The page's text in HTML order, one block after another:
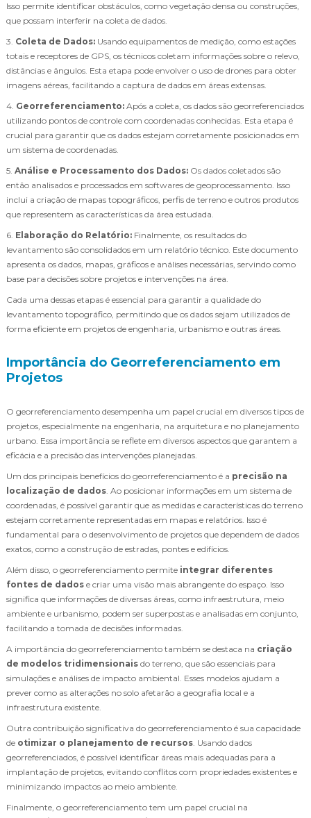
Isso permite identificar obstáculos, como vegetação densa ou construções,
que possam interferir na coleta de dados.
3. Coleta de Dados: Usando equipamentos de medição, como estações
totais e receptores de GPS, os técnicos coletam informações sobre o relevo,
distâncias e ângulos. Esta etapa pode envolver o uso de drones para obter
imagens aéreas, facilitando a captura de dados em áreas extensas.
4. Georreferenciamento: Após a coleta, os dados são georreferenciados
utilizando pontos de controle com coordenadas conhecidas. Esta etapa é
crucial para garantir que os dados estejam corretamente posicionados em
um sistema de coordenadas.
5. Análise e Processamento dos Dados: Os dados coletados são
então analisados e processados em softwares de geoprocessamento. Isso
inclui a criação de mapas topográficos, perfis de terreno e outros produtos
que representem as características da área estudada.
6. Elaboração do Relatório: Finalmente, os resultados do
levantamento são consolidados em um relatório técnico. Este documento
apresenta os dados, mapas, gráficos e análises necessárias, servindo como
base para decisões sobre projetos e intervenções na área.
Cada uma dessas etapas é essencial para garantir a qualidade do
levantamento topográfico, permitindo que os dados sejam utilizados de
forma eficiente em projetos de engenharia, urbanismo e outras áreas.
Importância do Georreferenciamento em
Projetos
O georreferenciamento desempenha um papel crucial em diversos tipos de
projetos, especialmente na engenharia, na arquitetura e no planejamento
urbano. Essa importância se reflete em diversos aspectos que garantem a
eficácia e a precisão das intervenções planejadas.
Um dos principais benefícios do georreferenciamento é a precisão na
localização de dados. Ao posicionar informações em um sistema de
coordenadas, é possível garantir que as medidas e características do terreno
estejam corretamente representadas em mapas e relatórios. Isso é
fundamental para o desenvolvimento de projetos que dependem de dados
exatos, como a construção de estradas, pontes e edifícios.
Além disso, o georreferenciamento permite integrar diferentes
fontes de dados e criar uma visão mais abrangente do espaço. Isso
significa que informações de diversas áreas, como infraestrutura, meio
ambiente e urbanismo, podem ser superpostas e analisadas em conjunto,
facilitando a tomada de decisões informadas.
A importância do georreferenciamento também se destaca na criação
de modelos tridimensionais do terreno, que são essenciais para
simulações e análises de impacto ambiental. Esses modelos ajudam a
prever como as alterações no solo afetarão a geografia local e a
infraestrutura existente.
Outra contribuição significativa do georreferenciamento é sua capacidade
de otimizar o planejamento de recursos. Usando dados
georreferenciados, é possível identificar áreas mais adequadas para a
implantação de projetos, evitando conflitos com propriedades existentes e
minimizando impactos ao meio ambiente.
Finalmente, o georreferenciamento tem um papel crucial na